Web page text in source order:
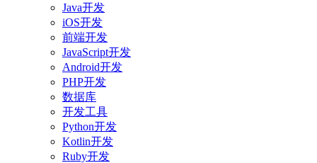
Java开发
iOS开发
前端开发
JavaScript开发
Android开发
PHP开发
数据库
开发工具
Python开发
Kotlin开发
Ruby开发